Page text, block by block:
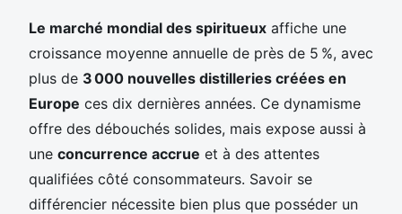
Le marché mondial des spiritueux affiche une
croissance moyenne annuelle de près de 5 %, avec
plus de 3 000 nouvelles distilleries créées en
Europe ces dix dernières années. Ce dynamisme
offre des débouchés solides, mais expose aussi à
une concurrence accrue et à des attentes
qualifiées côté consommateurs. Savoir se
différencier nécessite bien plus que posséder un